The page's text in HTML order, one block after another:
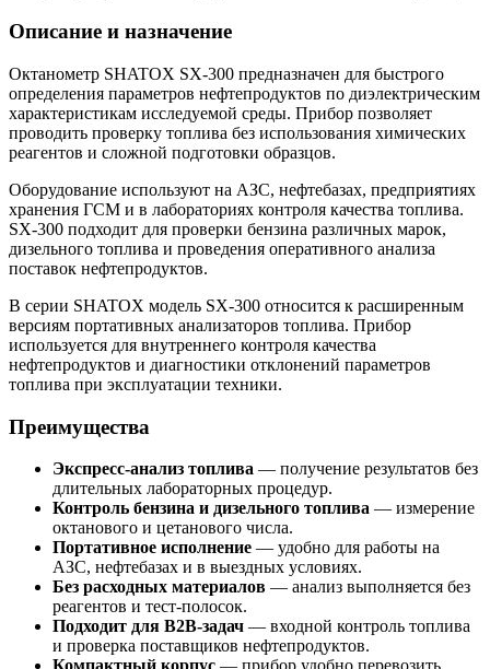
Описание и назначение
Октанометр SHATOX SX-300 предназначен для быстрого
определения параметров нефтепродуктов по диэлектрическим
характеристикам исследуемой среды. Прибор позволяет
проводить проверку топлива без использования химических
реагентов и сложной подготовки образцов.
Оборудование используют на АЗС, нефтебазах, предприятиях
хранения ГСМ и в лабораториях контроля качества топлива.
SX-300 подходит для проверки бензина различных марок,
дизельного топлива и проведения оперативного анализа
поставок нефтепродуктов.
В серии SHATOX модель SX-300 относится к расширенным
версиям портативных анализаторов топлива. Прибор
используется для внутреннего контроля качества
нефтепродуктов и диагностики отклонений параметров
топлива при эксплуатации техники.
Преимущества
Экспресс-анализ топлива — получение результатов без
длительных лабораторных процедур.
Контроль бензина и дизельного топлива — измерение
октанового и цетанового числа.
Портативное исполнение — удобно для работы на
АЗС, нефтебазах и в выездных условиях.
Без расходных материалов — анализ выполняется без
реагентов и тест-полосок.
Подходит для B2B-задач — входной контроль топлива
и проверка поставщиков нефтепродуктов.